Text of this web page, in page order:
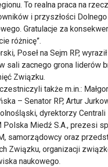
To realna praca na rzecz
i przyszłości
Gratulacje za
różnicę”.
Poseł na Sejm RP,
sali zacnego grona liderów
Związku.
także m.in.:
– Senator RP, Artur
dyrektorzy Centrali
Polska Miedź S.A., prezesi
samorządowcy oraz
Związku, organizacji
naukowego.